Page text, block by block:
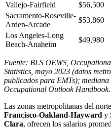
Vallejo-Fairfield
$56,500
Sacramento-Roseville-
Arden-Arcade
$53,860
Los Angeles-Long
Beach-Anaheim
$49,980
Fuente: BLS OEWS,
Statistics, mayo 2023 (datos
publicados para EMTs);
Occupational Outlook Handbook.
Las zonas metropolitanas del
Francisco-Oakland-Hayward y
Clara, ofrecen los salarios